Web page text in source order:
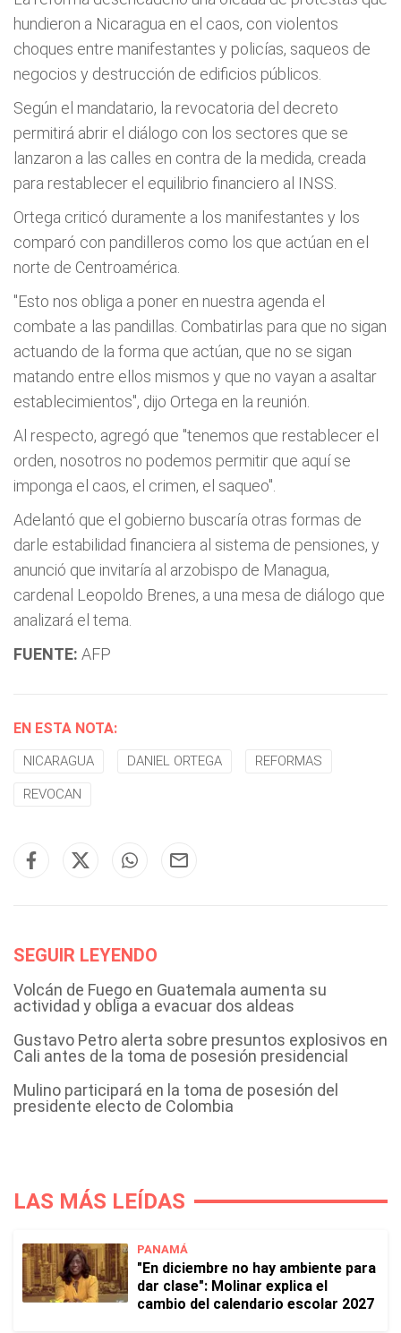
hundieron a Nicaragua en el caos, con violentos
choques entre manifestantes y policías, saqueos de
negocios y destrucción de edificios públicos.
Según el mandatario, la revocatoria del decreto
permitirá abrir el diálogo con los sectores que se
lanzaron a las calles en contra de la medida, creada
para restablecer el equilibrio financiero al INSS.
Ortega criticó duramente a los manifestantes y los
comparó con pandilleros como los que actúan en el
norte de Centroamérica.
"Esto nos obliga a poner en nuestra agenda el
combate a las pandillas. Combatirlas para que no sigan
actuando de la forma que actúan, que no se sigan
matando entre ellos mismos y que no vayan a asaltar
establecimientos", dijo Ortega en la reunión.
Al respecto, agregó que "tenemos que restablecer el
orden, nosotros no podemos permitir que aquí se
imponga el caos, el crimen, el saqueo".
Adelantó que el gobierno buscaría otras formas de
darle estabilidad financiera al sistema de pensiones, y
anunció que invitaría al arzobispo de Managua,
cardenal Leopoldo Brenes, a una mesa de diálogo que
analizará el tema.
FUENTE: AFP
EN ESTA NOTA:
NICARAGUA DANIEL ORTEGA REFORMAS
REVOCAN
SEGUIR LEYENDO
Volcán de Fuego en Guatemala aumenta su
actividad y obliga a evacuar dos aldeas
Gustavo Petro alerta sobre presuntos explosivos en
Cali antes de la toma de posesión presidencial
Mulino participará en la toma de posesión del
presidente electo de Colombia
LAS MÁS LEÍDAS
PANAMÁ
"En diciembre no hay ambiente para
dar clase": Molinar explica el
cambio del calendario escolar 2027